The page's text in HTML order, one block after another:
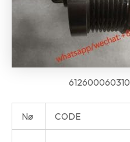
612600060310
Nø CODE